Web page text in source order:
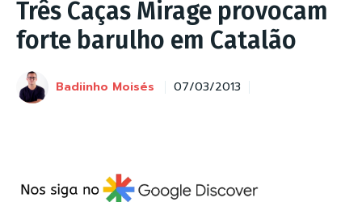
Três Caças Mirage provocam
forte barulho em Catalão
Badiinho Moisés 07/03/2013